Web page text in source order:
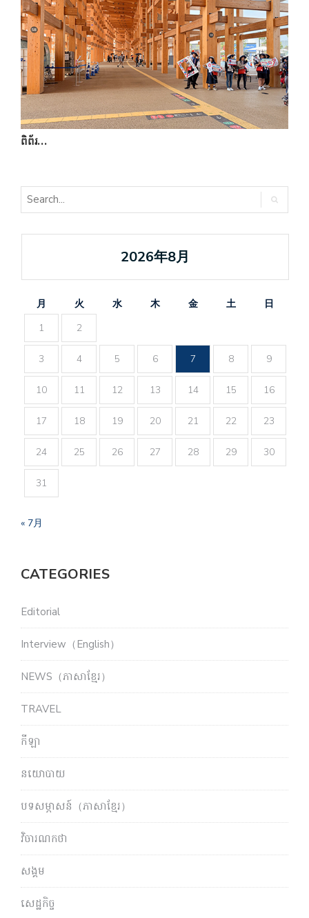
ពិព័រ…
2026年8月
月 火 水 木 金 土
日
1
2
3 4 5 6 7 8 9
10 11 12 13 14 15 16
17 18 19 20 21 22 23
24 25 26 27 28 29 30
31
« 7月
CATEGORIES
Editorial
Interview（English）
NEWS（ភាសាខ្មែរ）
TRAVEL
កីឡា
នយោបាយ
បទសម្ភាសន៍（ភាសាខ្មែរ）
វិចារណកថា
សង្គម
សេដ្ឋកិច្ច